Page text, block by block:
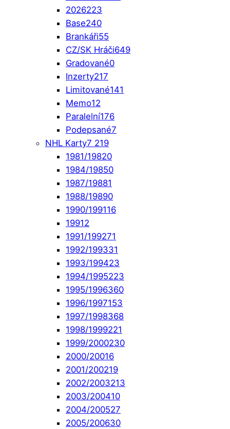
2026223
Base240
Brankáři55
CZ/SK Hráči649
Gradované0
Inzerty217
Limitované141
Memo12
Paralelní176
Podepsané7
NHL Karty7 219
1981/19820
1984/19850
1987/19881
1988/19890
1990/199116
19912
1991/199271
1992/199331
1993/199423
1994/1995223
1995/1996360
1996/1997153
1997/1998368
1998/1999221
1999/2000230
2000/20016
2001/200219
2002/2003213
2003/200410
2004/200527
2005/200630